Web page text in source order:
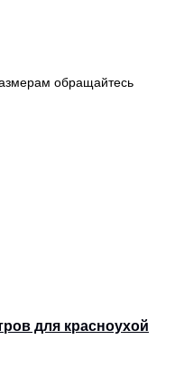
обращайтесь
для красноухой